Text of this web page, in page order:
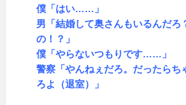
僕「はい……」
男「結婚して奥さんもいるんだろ
の！？」
僕「やらないつもりです……」
警察「やんねぇだろ。だったらち
ろよ（退室）」